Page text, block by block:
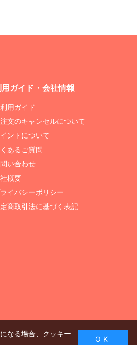
用ガイド・会社情報
用ガイド
文のキャンセルについて
ントについて
あるご質問
い合わせ
概要
イバシーポリシー
商取引法に基づく表記
なる場合、クッキー
O K